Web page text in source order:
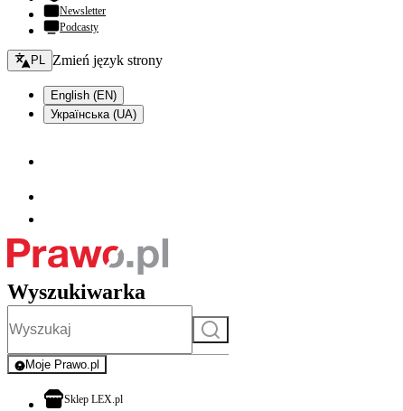
Newsletter
Podcasty
Zmień język - bieżący:
PL Zmień język strony
English (EN)
Українська (UA)
Wyszukiwarka
Szukaj
Moje Prawo.pl
- rejestracja i logowanie do serwisu
Sklep LEX.plotwiera się w nowej karcie